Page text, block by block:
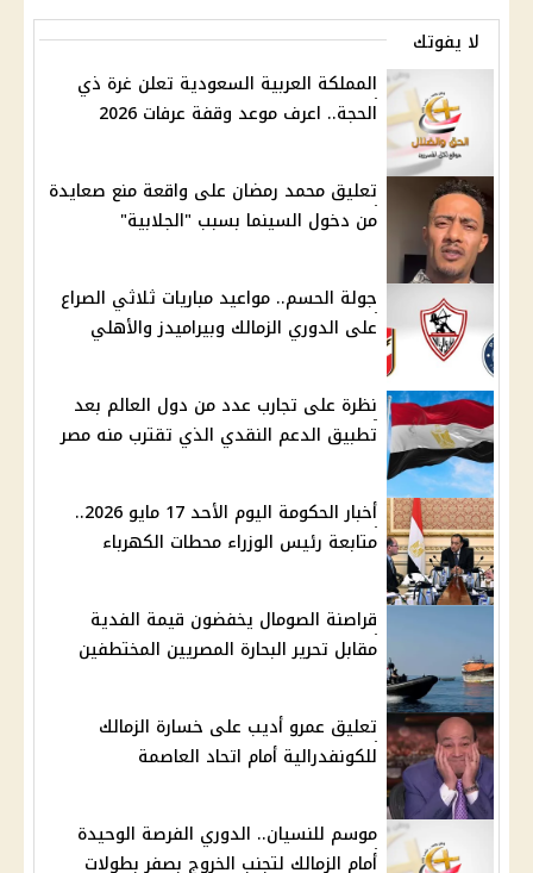
لا يفوتك
المملكة العربية السعودية تعلن غرة ذي
الحجة.. اعرف موعد وقفة عرفات 2026
تعليق محمد رمضان على واقعة منع صعايدة
من دخول السينما بسبب "الجلابية"
جولة الحسم.. مواعيد مباريات ثلاثي الصراع
على الدوري الزمالك وبيراميدز والأهلي
نظرة على تجارب عدد من دول العالم بعد
تطبيق الدعم النقدي الذي تقترب منه مصر
أخبار الحكومة اليوم الأحد 17 مايو 2026..
متابعة رئيس الوزراء محطات الكهرباء
قراصنة الصومال يخفضون قيمة الفدية
مقابل تحرير البحارة المصريين المختطفين
تعليق عمرو أديب على خسارة الزمالك
للكونفدرالية أمام اتحاد العاصمة
موسم للنسيان.. الدوري الفرصة الوحيدة
أمام الزمالك لتجنب الخروج بصفر بطولات